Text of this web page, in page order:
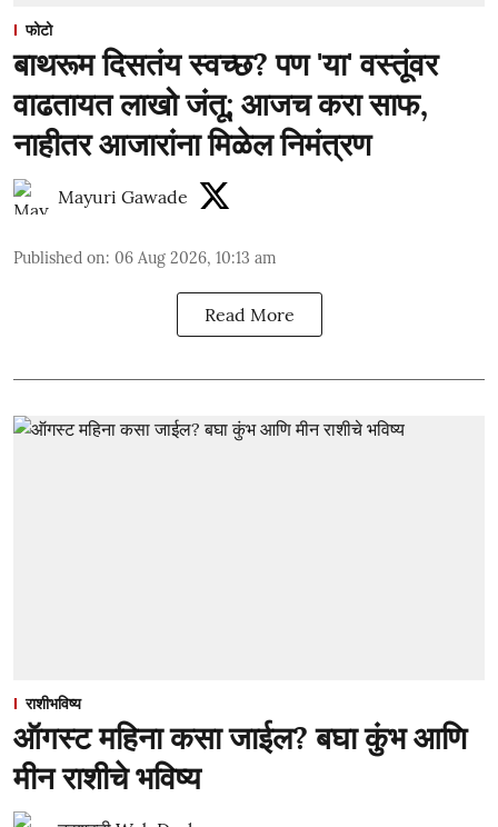
फोटो
बाथरूम दिसतंय स्वच्छ? पण 'या' वस्तूंवर
वाढतायत लाखो जंतू; आजच करा साफ,
नाहीतर आजारांना मिळेल निमंत्रण
Mayuri Gawade
Published on: 06 Aug 2026, 10:13 am
Read More
राशीभविष्य
ऑगस्ट महिना कसा जाईल? बघा कुंभ आणि
मीन राशीचे भविष्य